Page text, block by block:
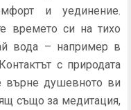
и уединение.
времето си на тихо
вода – например в
с природата
върне душевното ви
също за медитация,